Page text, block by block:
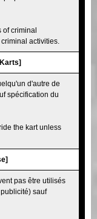
of criminal
activities.
d'autre de
spécification du
the kart unless
pas être utilisés
sauf